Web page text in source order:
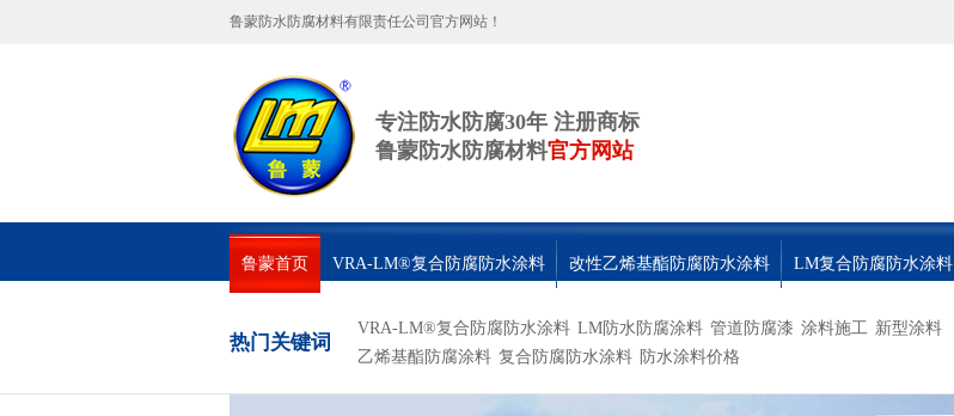
鲁蒙防水防腐材料有限责任公司官方网站！
专注防水防腐30年 注册商标
鲁蒙防水防腐材料官方网站
鲁蒙首页 VRA-LM®复合防腐防水涂料 改性乙烯基酯防腐防水涂料 LM复合防腐防水涂料
热门关键词
VRA-LM®复合防腐防水涂料 LM防水防腐涂料 管道防腐漆 涂料施工 新型涂料
乙烯基酯防腐涂料 复合防腐防水涂料 防水涂料价格